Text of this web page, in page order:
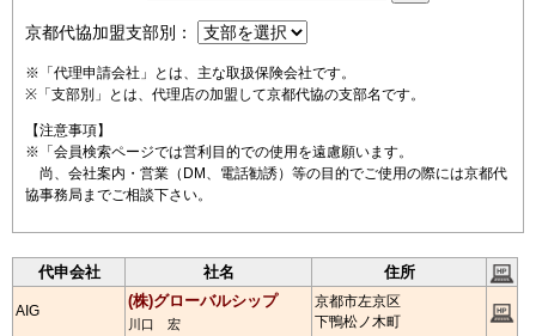
京都代協加盟支部別：
※「代理申請会社」とは、主な取扱保険会社です。
※「支部別」とは、代理店の加盟して京都代協の支部名です。
【注意事項】
※「会員検索ページでは営利目的での使用を遠慮願います。
尚、会社案内・営業（DM、電話勧誘）等の目的でご使用の際には京都代
協事務局までご相談下さい。
代申会社 社名 住所
AIG
(株)グローバルシップ
川口 宏
京都市左京区
下鴨松ノ木町